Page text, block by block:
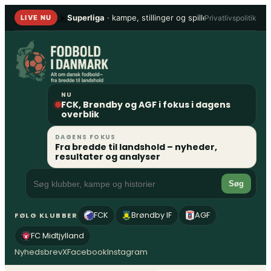
Spring
LIVE NU Superliga · kampe, stillinger og spillere• 1. Division
Privatlivspolitik
NU
FCK, Brøndby og AGF i fokus i dagens
overblik
DAGENS FOKUS
Fra bredde til landshold – nyheder,
resultater og analyser
Søg
FØLG KLUBBER FCK Brøndby IF
AGF
FC Midtjylland
NyhedsbrevXFacebookInstagram